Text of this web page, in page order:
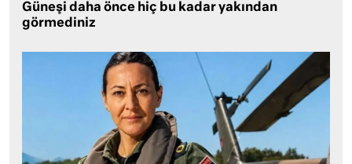
Güneşi daha önce hiç bu kadar yakından
görmediniz